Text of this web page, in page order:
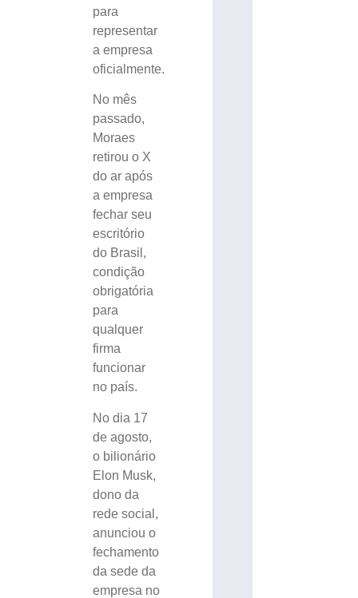
para
representar
a empresa
oficialmente.
No mês
passado,
Moraes
retirou o X
do ar após
a empresa
fechar seu
escritório
do Brasil,
condição
obrigatória
para
qualquer
firma
funcionar
no país.
No dia 17
de agosto,
o bilionário
Elon Musk,
dono da
rede social,
anunciou o
fechamento
da sede da
empresa no